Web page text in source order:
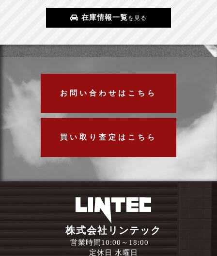
在庫情報一覧を見る
お問い合わせはこちら
買い取り査定はこちら
株式会社リンテック
営業時間10:00～18:00
定休日 水曜日